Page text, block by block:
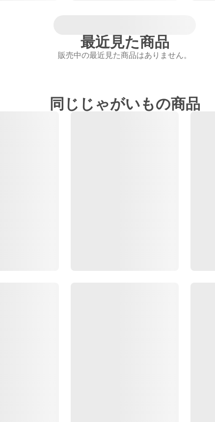
最近見た商品
販売中の最近見た商品はありません。
同じじゃがいもの商品